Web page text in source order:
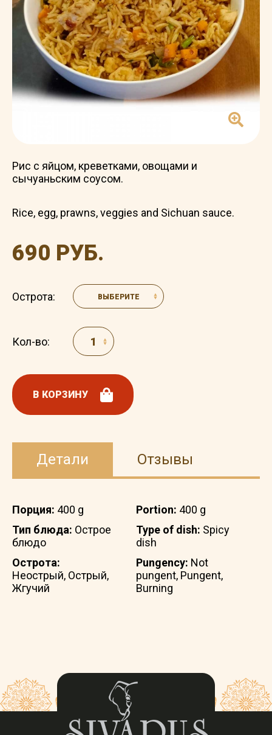
Рис с яйцом, креветками, овощами и
сычуаньским соусом.
Rice, egg, prawns, veggies and Sichuan sauce.
690 РУБ.
Острота: ВЫБЕРИТЕ
Кол-во:
В КОРЗИНУ
Детали Отзывы
Порция: 400 g
Тип блюда: Острое
блюдо
Острота:
Неострый, Острый,
Жгучий
Portion: 400 g
Type of dish: Spicy
dish
Pungency: Not
pungent, Pungent,
Burning